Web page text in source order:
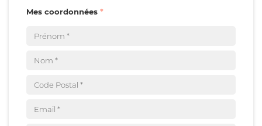
Mes coordonnées